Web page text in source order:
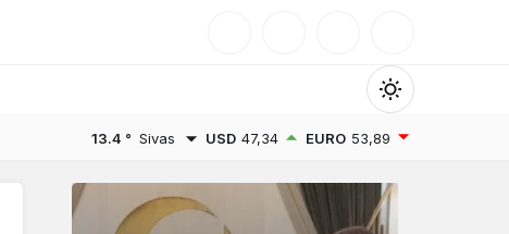
Mod
değiştir
13.4 ° Sivas USD 47,34 EURO 53,89